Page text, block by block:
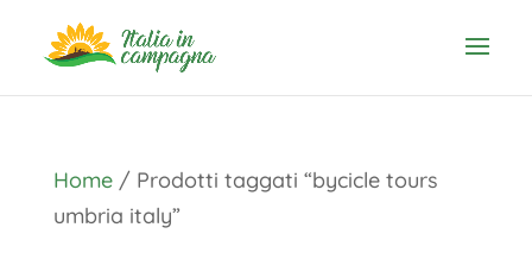
Home/ Prodotti taggati “bycicle tours
umbria italy”